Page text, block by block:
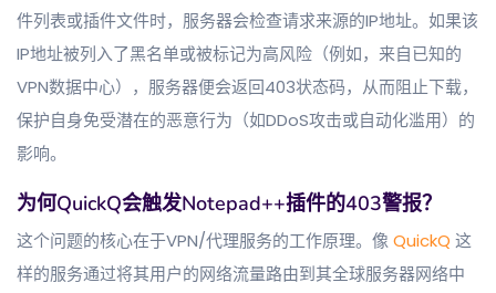
件列表或插件文件时，服务器会检查请求来源的IP地址。如果该
IP地址被列入了黑名单或被标记为高风险（例如，来自已知的
VPN数据中心），服务器便会返回403状态码，从而阻止下载，
保护自身免受潜在的恶意行为（如DDoS攻击或自动化滥用）的
影响。
为何QuickQ会触发Notepad++插件的403警报？
这个问题的核心在于VPN/代理服务的工作原理。像 QuickQ 这
样的服务通过将其用户的网络流量路由到其全球服务器网络中